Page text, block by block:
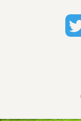
東京都／大
とても迅速
ております